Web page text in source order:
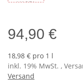
94,90 €
18,98 € pro 1 l
inkl. 19% MwSt. ,
Versand